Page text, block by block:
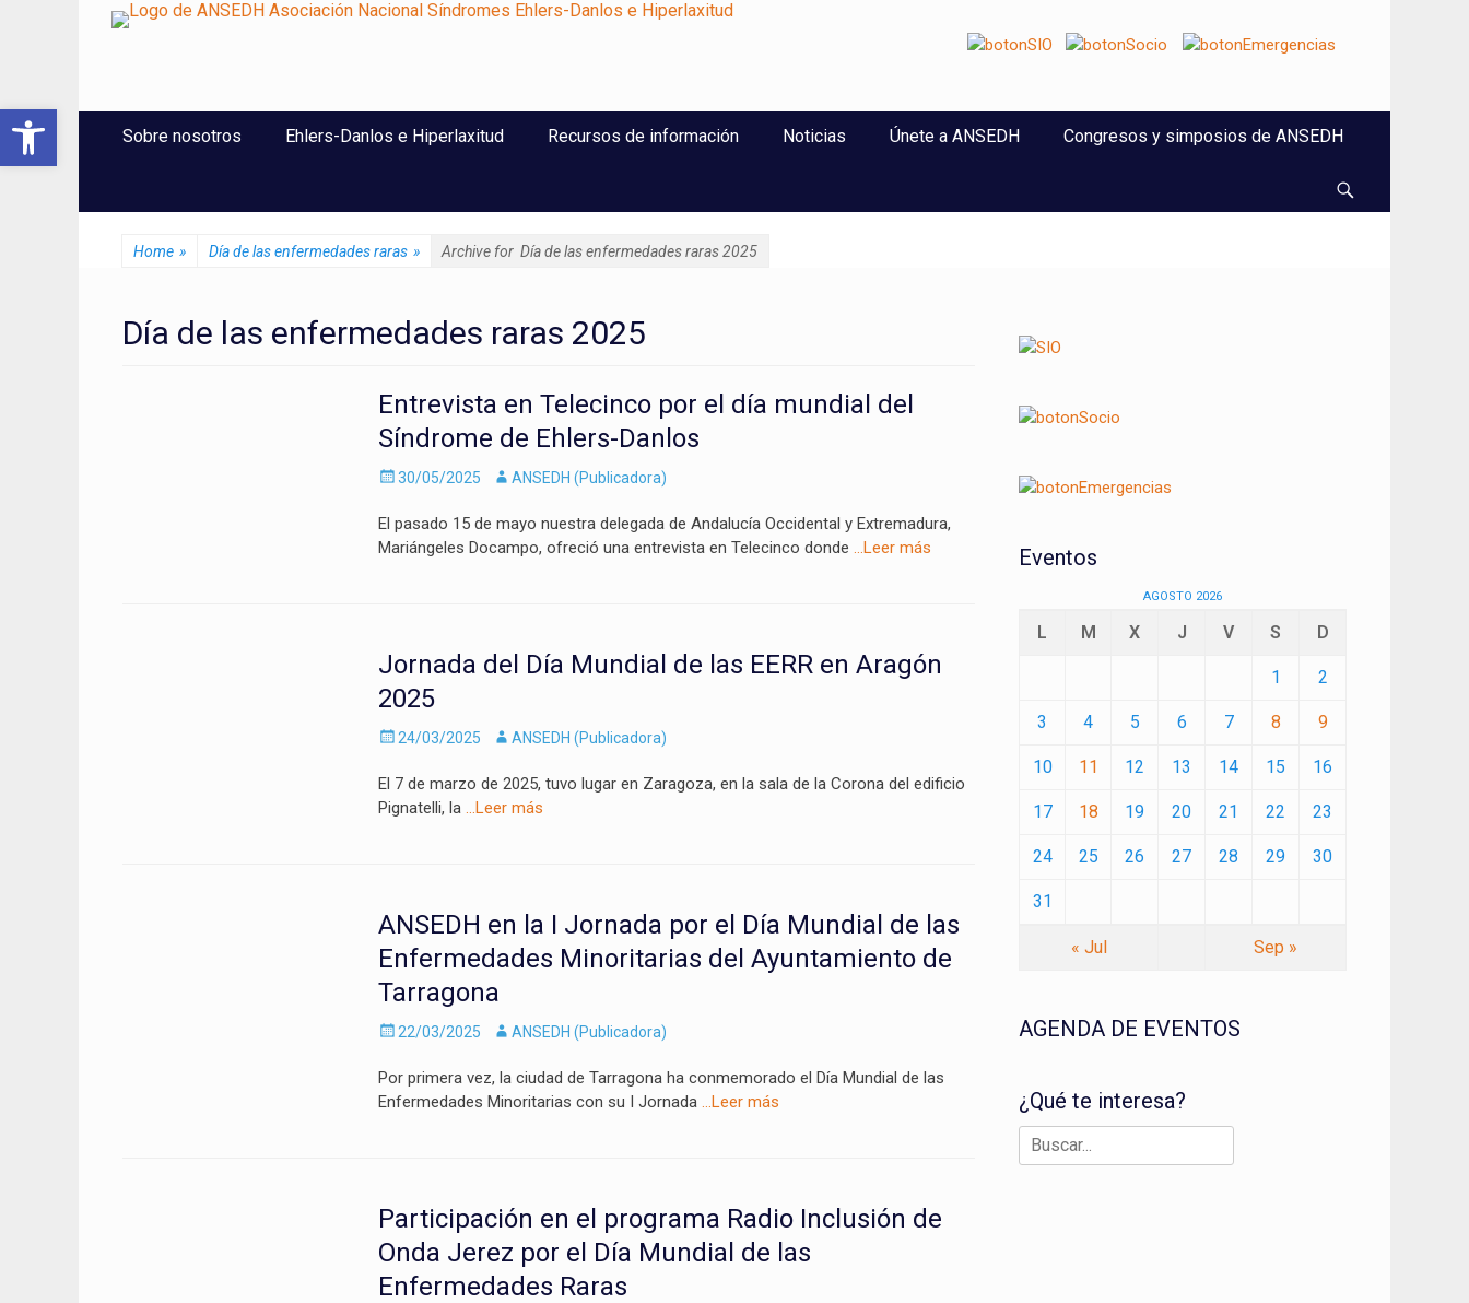
ANSEDH
Asociación Nacional del Síndrome de Ehlers-Danlos e Hiperlaxitud
Menú Principal
Sobre nosotros Ehlers-Danlos e Hiperlaxitud Recursos de información Noticias Únete a ANSEDH Congresos y simposios de ANSEDH
Home » Día de las enfermedades raras » Archive for Día de las enfermedades raras 2025
Día de las enfermedades raras 2025
Entrevista en Telecinco por el día mundial del
Síndrome de Ehlers-Danlos
Enviado
30/05/2025 AutorANSEDH (Publicadora)
El pasado 15 de mayo nuestra delegada de Andalucía Occidental y Extremadura,
Mariángeles Docampo, ofreció una entrevista en Telecinco donde …Leer más
Jornada del Día Mundial de las EERR en Aragón
2025
Enviado
24/03/2025 AutorANSEDH (Publicadora)
El 7 de marzo de 2025, tuvo lugar en Zaragoza, en la sala de la Corona del edificio
Pignatelli, la …Leer más
ANSEDH en la I Jornada por el Día Mundial de las
Enfermedades Minoritarias del Ayuntamiento de
Tarragona
Enviado
22/03/2025 AutorANSEDH (Publicadora)
Por primera vez, la ciudad de Tarragona ha conmemorado el Día Mundial de las
Enfermedades Minoritarias con su I Jornada …Leer más
Participación en el programa Radio Inclusión de
Onda Jerez por el Día Mundial de las
Enfermedades Raras
Eventos
AGOSTO 2026
L M X J V S D
1 2
3 4 5 6 7 8 9
10 11 12 13 14 15 16
17 18 19 20 21 22 23
24 25 26 27 28 29 30
31
« Jul Sep »
AGENDA DE EVENTOS
¿Qué te interesa?
Buscar:
Abrir barra de herramientas